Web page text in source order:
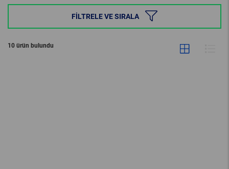
FILTRELE VE SIRALA
10 ürün bulundu